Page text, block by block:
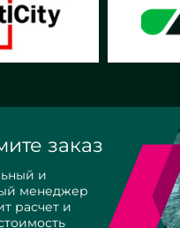
заказ
и
менеджер
расчет и